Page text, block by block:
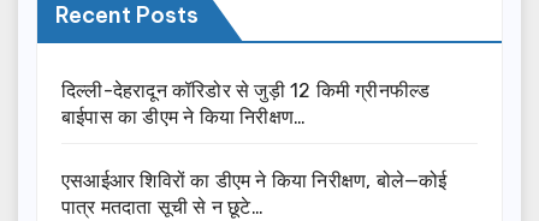
Recent Posts
दिल्ली-देहरादून कॉरिडोर से जुड़ी 12 किमी ग्रीनफील्ड
बाईपास का डीएम ने किया निरीक्षण…
एसआईआर शिविरों का डीएम ने किया निरीक्षण, बोले—कोई
पात्र मतदाता सूची से न छूटे…